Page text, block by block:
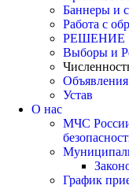
Баннеры и
Работа с
РЕШЕНИЕ
Выборы и
Объявления
Устав
О нас
МЧС
График